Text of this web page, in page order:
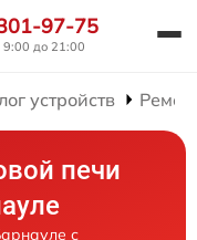
97-75
9:00 до 21:00
устройств
печи
с